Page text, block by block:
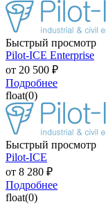
Быстрый просмотр
Pilot-ICE Enterprise
от 20 500 ₽
Подробнее
float(0)
Быстрый просмотр
Pilot-ICE
от 8 280 ₽
Подробнее
float(0)